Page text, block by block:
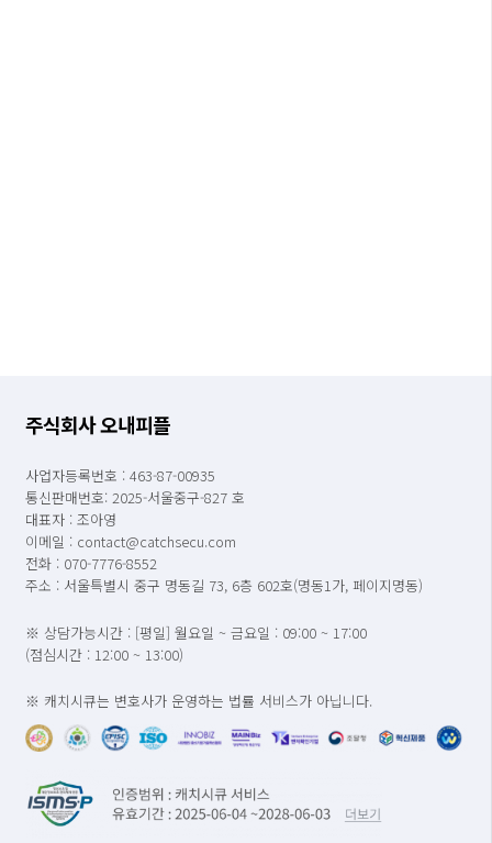
주식회사 오내피플
사업자등록번호 : 463-87-00935
통신판매번호: 2025-서울중구-827 호
대표자 : 조아영
이메일 : contact@catchsecu.com
전화 : 070-7776-8552
주소 : 서울특별시 중구 명동길 73, 6층 602호(명동1가, 페이지명동)
※ 상담가능시간 : [평일] 월요일 ~ 금요일 : 09:00 ~ 17:00
(점심시간 : 12:00 ~ 13:00)
※ 캐치시큐는 변호사가 운영하는 법률 서비스가 아닙니다.